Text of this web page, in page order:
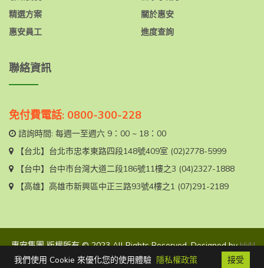
精選方案
惠安員工
關於惠安
進度查詢
聯絡資訊
免付費電話: 0800-300-228
諮詢時間: 每週一至週六 9：00 ~ 18：00
【台北】 台北市忠孝東路四段148號409室 (02)2778-5999
【台中】 台中市台灣大道二段186號11樓之3 (04)2327-1888
【高雄】 高雄市新興區中正三路93號4樓之1 (07)291-2189
惠安集團 版權所有 © 2023 All Rights Reserved. Designed byHiiN
FB 聯絡我們 免費電話
我們使用 Cookie 來優化您的使用體驗 隱私權政策 接受